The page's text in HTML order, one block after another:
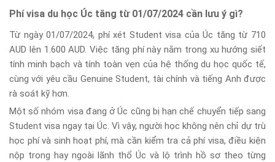
Phí visa du học Úc tăng từ 01/07/2024 cần lưu ý gì?
Từ ngày 01/07/2024, phí xét Student visa của Úc tăng từ 710
AUD lên 1.600 AUD. Việc tăng phí này nằm trong xu hướng siết
tính minh bạch và tính toàn vẹn của hệ thống du học quốc tế,
cùng với yêu cầu Genuine Student, tài chính và tiếng Anh được
rà soát kỹ hơn.
Một số nhóm visa đang ở Úc cũng bị hạn chế chuyển tiếp sang
Student visa ngay tại Úc. Vì vậy, người học không nên chỉ dự trù
học phí và sinh hoạt phí, mà cần kiểm tra cả phí visa, điều kiện
nộp trong hay ngoài lãnh thổ Úc và lộ trình hồ sơ theo từng